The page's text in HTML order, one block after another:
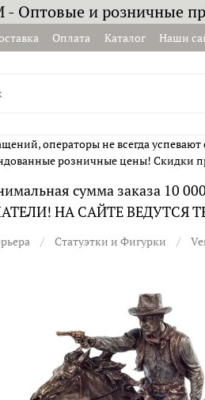
- Оптовые и розничные
Оплата Каталог Наши
операторы не всегда
розничные цены! Скидки
сумма заказа 10
НА САЙТЕ ВЕДУТСЯ
Статуэтки и Фигурки